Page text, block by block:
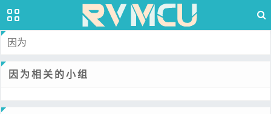
因为
因为相关的小组